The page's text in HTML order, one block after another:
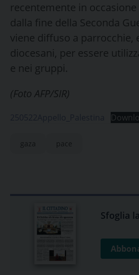
recentemente in occasione
dalla fine della Seconda
viene diffuso a parrocchie,
diocesani, per essere
e nei gruppi.
(Foto AFP/SIR)
gaza pace
Sfoglia